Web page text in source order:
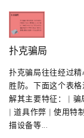
扑克骗局
扑克骗局往往经过
胜防。下面这个表
解其主要特征： |
| 道具作弊 | 使用特
描设备等...